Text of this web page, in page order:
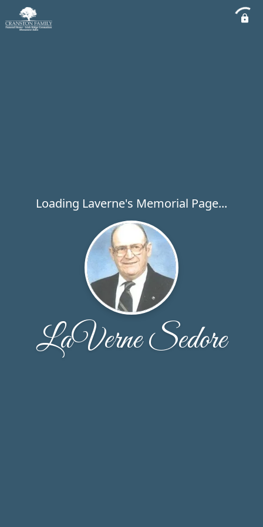
Loading Laverne's Memorial Page...
LaVerne Sedore